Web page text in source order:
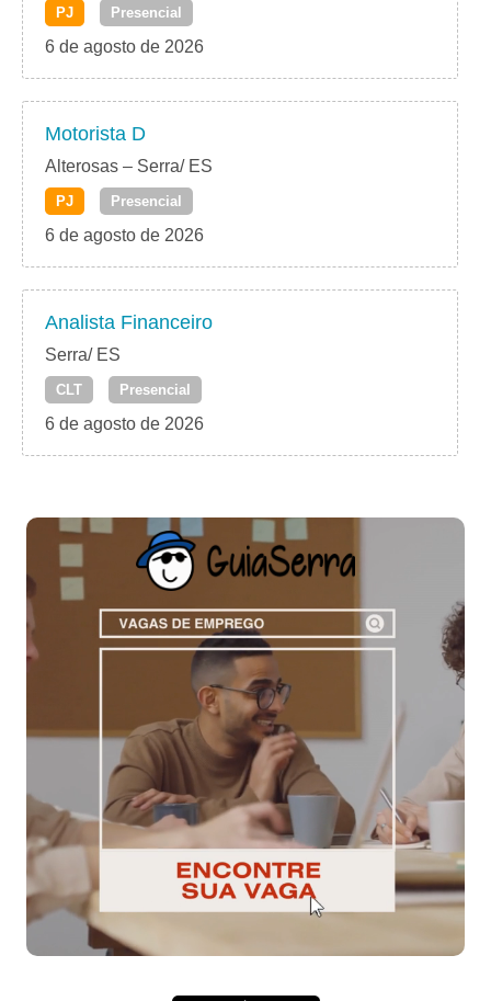
PJ Presencial
6 de agosto de 2026
Motorista D
Alterosas – Serra/ ES
PJ Presencial
6 de agosto de 2026
Analista Financeiro
Serra/ ES
CLT Presencial
6 de agosto de 2026